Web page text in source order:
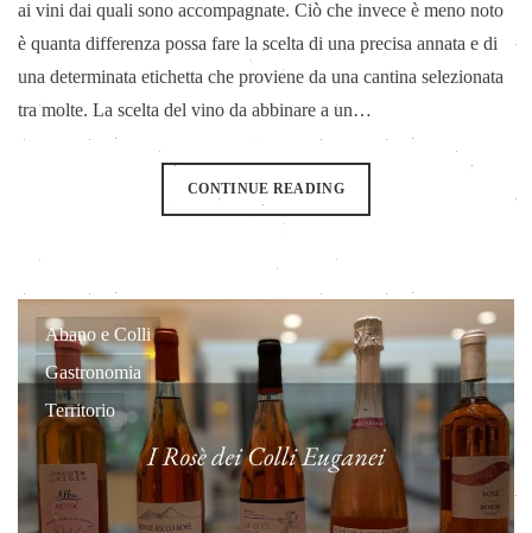
ai vini dai quali sono accompagnate. Ciò che invece è meno noto
è quanta differenza possa fare la scelta di una precisa annata e di
una determinata etichetta che proviene da una cantina selezionata
tra molte. La scelta del vino da abbinare a un…
CONTINUE READING
Abano e Colli
Gastronomia
Territorio